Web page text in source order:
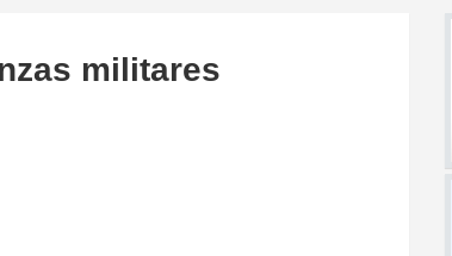
militares